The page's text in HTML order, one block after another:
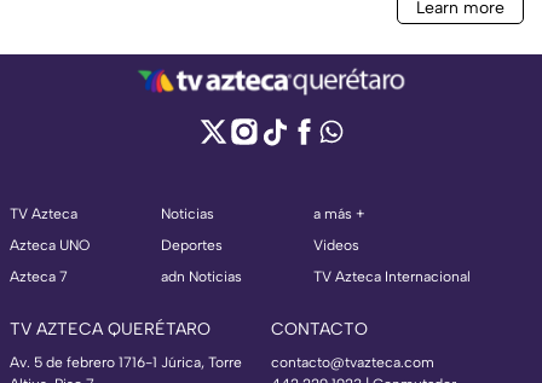
TV Azteca
Azteca UNO
Azteca 7
Noticias
Deportes
adn Noticias
a más +
Videos
TV Azteca Internacional
TV AZTECA QUERÉTARO
Av. 5 de febrero 1716-1 Júrica, Torre
CONTACTO
contacto@tvazteca.com